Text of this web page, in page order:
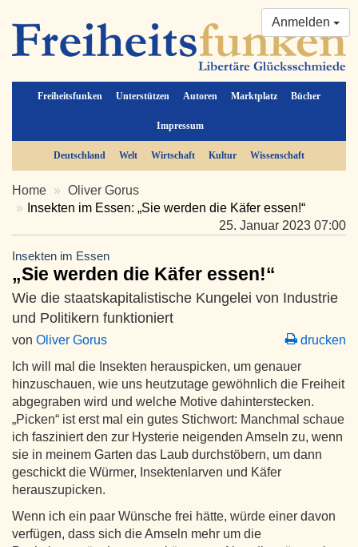
Freiheitsfunken Unterstützen Autoren Marktplatz Bücher
Impressum
Anmelden
Deutschland Welt Wirtschaft Kultur Wissenschaft
Home
Oliver Gorus
Insekten im Essen: „Sie werden die Käfer essen!“
25. Januar 2023 07:00
Insekten im Essen
„Sie werden die Käfer essen!“
Wie die staatskapitalistische Kungelei von Industrie
und Politikern funktioniert
von Oliver Gorus
drucken
Ich will mal die Insekten herauspicken, um genauer
hinzuschauen, wie uns heutzutage gewöhnlich die Freiheit
abgegraben wird und welche Motive dahinterstecken.
„Picken“ ist erst mal ein gutes Stichwort: Manchmal schaue
ich fasziniert den zur Hysterie neigenden Amseln zu, wenn
sie in meinem Garten das Laub durchstöbern, um dann
geschickt die Würmer, Insektenlarven und Käfer
herauszupicken.
Wenn ich ein paar Wünsche frei hätte, würde einer davon
verfügen, dass sich die Amseln mehr um die